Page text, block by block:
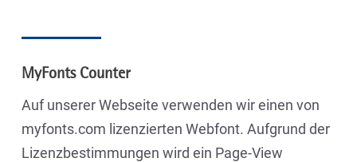
MyFonts Counter
Auf unserer Webseite verwenden wir einen von
myfonts.com lizenzierten Webfont. Aufgrund der
Lizenzbestimmungen wird ein Page-View